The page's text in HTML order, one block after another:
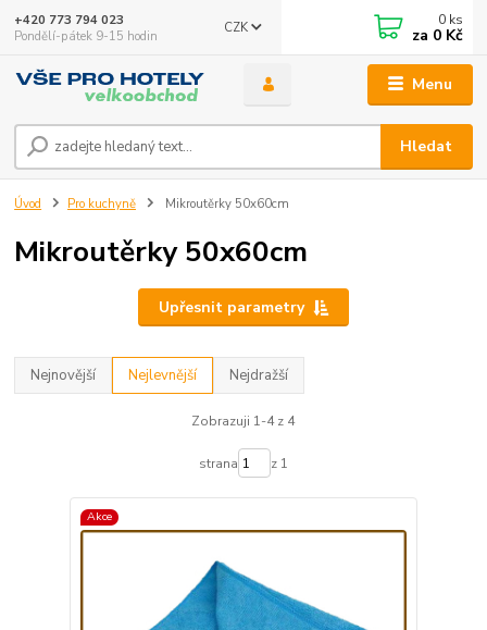
Menu
CZK
Hledat
+420 773 794 023
Pondělí-pátek 9-15 hodin
0 ks
za 0 Kč
Úvod Pro kuchyně Mikroutěrky 50x60cm
Mikroutěrky 50x60cm
Upřesnit parametry
Nejnovější Nejlevnější Nejdražší
Zobrazuji 1-4 z 4
strana z 1
Akce